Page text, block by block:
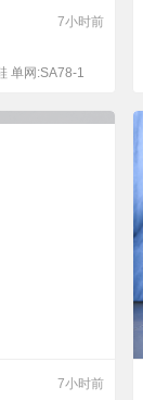
单 收藏
7小时前
单网:SA78-1
单 收藏
7小时前